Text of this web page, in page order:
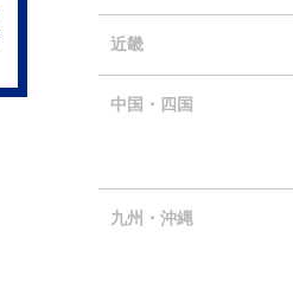
近畿
中国・四国
九州・沖縄